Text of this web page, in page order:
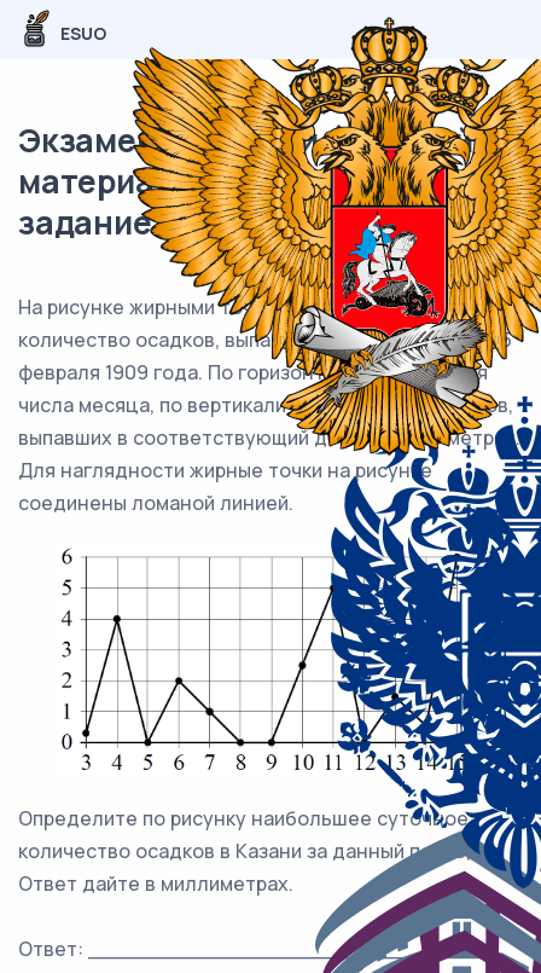
ESUO
Экзаменационный (типовой)
материал ЕГЭ / База / 03
задание / 135
На рисунке жирными точками показано суточное
количество осадков, выпадавших в Казани с 3 по 15
февраля 1909 года. По горизонтали указываются
числа месяца, по вертикали — количество осадков,
выпавших в соответствующий день, в миллиметрах.
Для наглядности жирные точки на рисунке
соединены ломаной линией.
Определите по рисунку наибольшее суточное
количество осадков в Казани за данный период.
Ответ дайте в миллиметрах.
Ответ: ___________________________.